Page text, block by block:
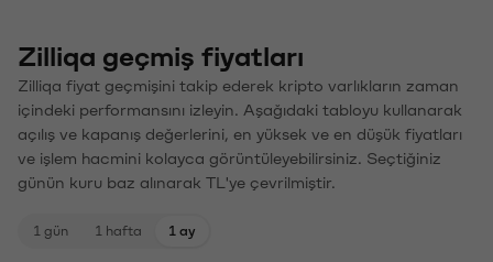
Zilliqa geçmiş fiyatları
Zilliqa fiyat geçmişini takip ederek kripto varlıkların zaman
içindeki performansını izleyin. Aşağıdaki tabloyu kullanarak
açılış ve kapanış değerlerini, en yüksek ve en düşük fiyatları
ve işlem hacmini kolayca görüntüleyebilirsiniz. Seçtiğiniz
günün kuru baz alınarak TL'ye çevrilmiştir.
1 gün 1 hafta 1 ay